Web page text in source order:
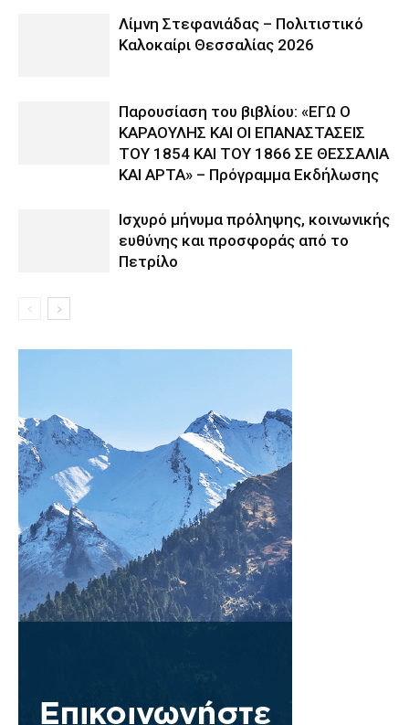
Λίμνη Στεφανιάδας – Πολιτιστικό
Καλοκαίρι Θεσσαλίας 2026
Παρουσίαση του βιβλίου: «ΕΓΩ Ο
ΚΑΡΑΟΥΛΗΣ ΚΑΙ ΟΙ ΕΠΑΝΑΣΤΑΣΕΙΣ
ΤΟΥ 1854 ΚΑΙ ΤΟΥ 1866 ΣΕ ΘΕΣΣΑΛΙΑ
ΚΑΙ ΑΡΤΑ» – Πρόγραμμα Εκδήλωσης
Ισχυρό μήνυμα πρόληψης, κοινωνικής
ευθύνης και προσφοράς από το
Πετρίλο